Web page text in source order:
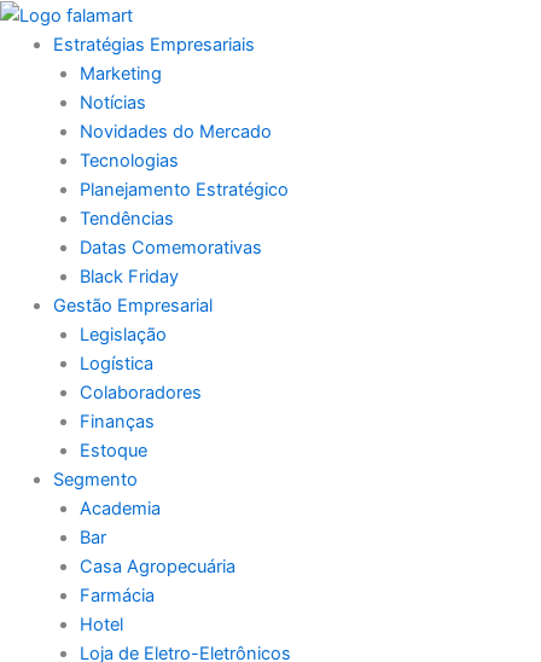
Ir
para
conteúdo
Estratégias Empresariais
Marketing
Notícias
Novidades do Mercado
Tecnologias
Planejamento Estratégico
Tendências
Datas Comemorativas
Black Friday
Gestão Empresarial
Legislação
Logística
Colaboradores
Finanças
Estoque
Segmento
Academia
Bar
Casa Agropecuária
Farmácia
Hotel
Loja de Eletro-Eletrônicos